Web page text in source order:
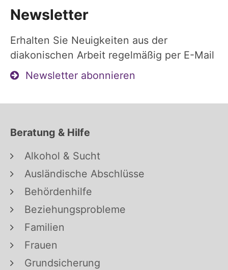
Newsletter
Erhalten Sie Neuigkeiten aus der
diakonischen Arbeit regelmäßig per E-Mail
Newsletter abonnieren
Beratung & Hilfe
Alkohol & Sucht
Ausländische Abschlüsse
Behördenhilfe
Beziehungsprobleme
Familien
Frauen
Grundsicherung